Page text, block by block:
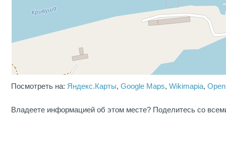
Посмотреть на: Яндекс.Карты,Google Maps,Wikimapia,
Владеете информацией об этом месте? Поделитесь со